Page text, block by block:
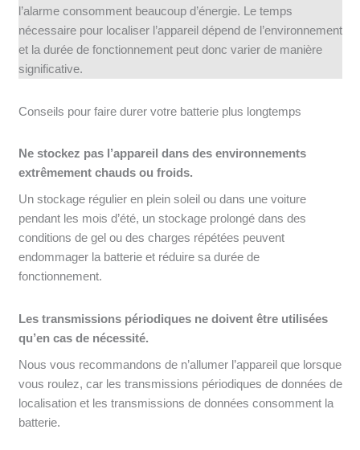
l’alarme consomment beaucoup d’énergie. Le temps
nécessaire pour localiser l’appareil dépend de l’environnement
et la durée de fonctionnement peut donc varier de manière
significative.
Conseils pour faire durer votre batterie plus longtemps
Ne stockez pas l’appareil dans des environnements
extrêmement chauds ou froids.
Un stockage régulier en plein soleil ou dans une voiture
pendant les mois d’été, un stockage prolongé dans des
conditions de gel ou des charges répétées peuvent
endommager la batterie et réduire sa durée de
fonctionnement.
Les transmissions périodiques ne doivent être utilisées
qu’en cas de nécessité.
Nous vous recommandons de n’allumer l’appareil que lorsque
vous roulez, car les transmissions périodiques de données de
localisation et les transmissions de données consomment la
batterie.